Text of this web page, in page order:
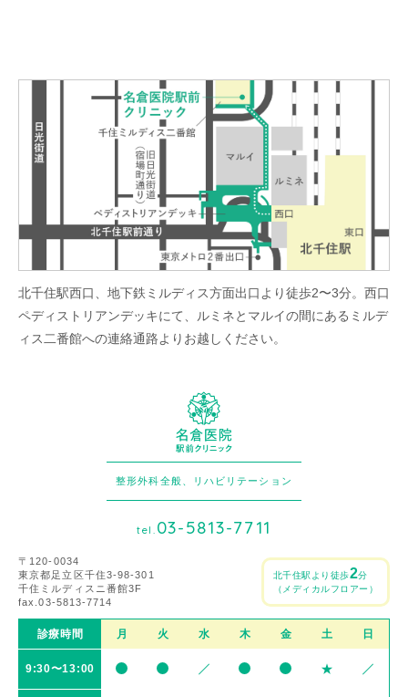
北千住駅西口、地下鉄ミルディス方面出口より徒歩2〜3分。西口
ペディストリアンデッキにて、ルミネとマルイの間にあるミルデ
ィス二番館への連絡通路よりお越しください。
整形外科全般、リハビリテーション
tel. 03-5813-7711
〒120-0034
東京都足立区千住3-98-301
千住ミルディスニ番館3F
fax.03-5813-7714
北千住駅より徒歩2分
（メディカルフロアー）
診療時間 月 火 水 木 金 土 日
9:30〜13:00